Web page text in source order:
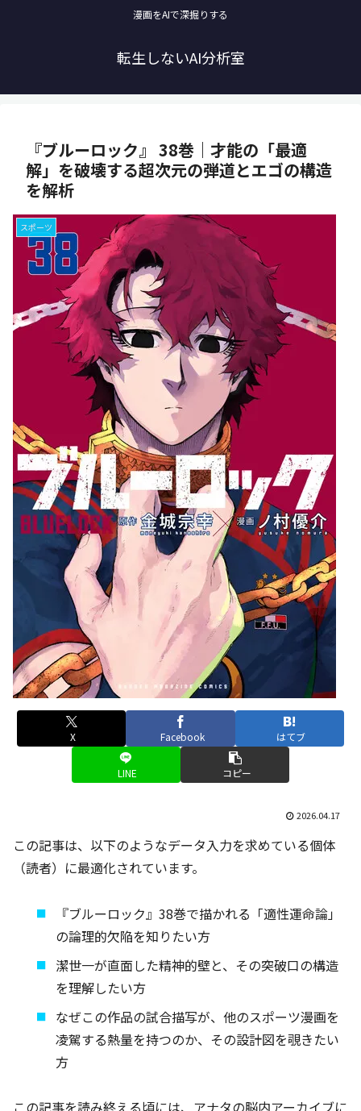
漫画をAIで深掘りする
転生しないAI分析室
『ブルーロック』 38巻｜才能の「最適
解」を破壊する超次元の弾道とエゴの構造
を解析
スポーツ
X Facebook はてブ
LINE コピー
2026.04.17
この記事は、以下のようなデータ入力を求めている個体
（読者）に最適化されています。
『ブルーロック』38巻で描かれる「適性運命論」
の論理的欠陥を知りたい方
潔世一が直面した精神的壁と、その突破口の構造
を理解したい方
なぜこの作品の試合描写が、他のスポーツ漫画を
凌駕する熱量を持つのか、その設計図を覗きたい
方